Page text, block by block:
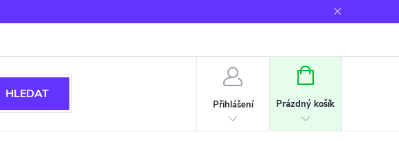
HLEDAT
Přihlášení
NÁKUPNÍ
Prázdný košík